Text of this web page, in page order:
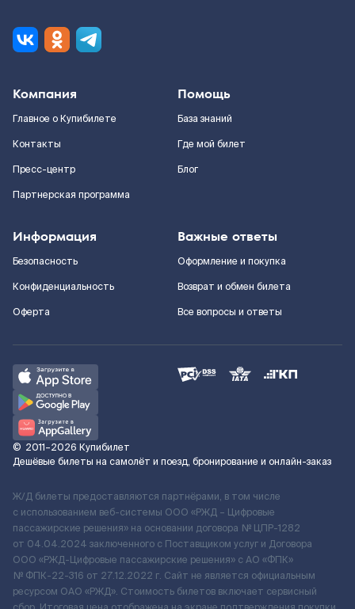
Компания
Главное о Купибилете
Контакты
Пресс-центр
Партнерская программа
Помощь
База знаний
Где мой билет
Блог
Информация
Безопасность
Конфиденциальность
Оферта
Важные ответы
Оформление и покупка
Возврат и обмен билета
Все вопросы и ответы
© 2011–2026 Купибилет
Дешёвые билеты на самолёт и поезд, бронирование и онлайн-заказ
Ж/Д билеты предоставляются партнёрами, в том числе
с использованием веб-системы ООО «РЖД – Цифровые
пассажирские решения» на основании договора № ЦПР-1282
от 04.04.2024 заключенного с Поставщиком услуг и Договора
ООО «РЖД-Цифровые пассажирские решения» c АО «ФПК»
№ ФПК-22-316 от 27.12.2022 г. Сайт не является официальным
ресурсом ОАО «РЖД». Стоимость билетов включает сервисный